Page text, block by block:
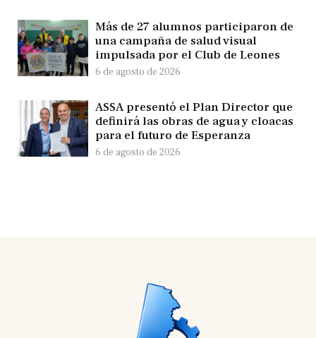
Más de 27 alumnos participaron de
una campaña de salud visual
impulsada por el Club de Leones
6 de agosto de 2026
ASSA presentó el Plan Director que
definirá las obras de agua y cloacas
para el futuro de Esperanza
6 de agosto de 2026